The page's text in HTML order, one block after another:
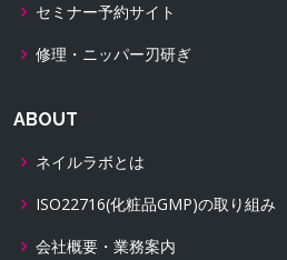
セミナー予約サイト
修理・ニッパー刃研ぎ
ABOUT
ネイルラボとは
ISO22716(化粧品GMP)の取り組み
会社概要・業務案内